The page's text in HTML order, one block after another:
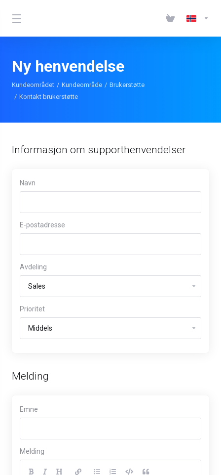
Ny henvendelse
Kundeområdet Kundeområde
Brukerstøtte
Kontakt brukerstøtte
Informasjon om supporthenvendelser
Navn
E-postadresse
Avdeling
Prioritet
Melding
Emne
Melding